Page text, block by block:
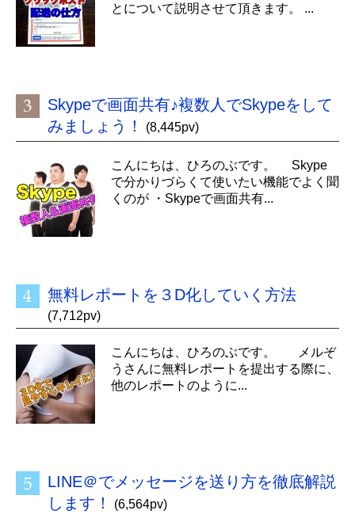
とについて説明させて頂きます。 ...
Skypeで画面共有♪複数人でSkypeをして
みましょう！
(8,445pv)
こんにちは、ひろのぶです。 Skype
で分かりづらくて使いたい機能でよく聞
くのが ・Skypeで画面共有...
無料レポートを３D化していく方法
(7,712pv)
こんにちは、ひろのぶです。 メルぞ
うさんに無料レポートを提出する際に、
他のレポートのように...
LINE＠でメッセージを送り方を徹底解説
します！
(6,564pv)